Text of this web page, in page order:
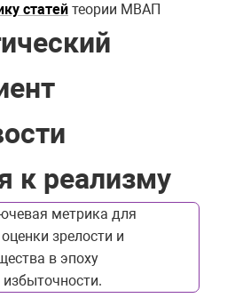
статей теории МВАП
к реализму
метрика для
зрелости и
в эпоху